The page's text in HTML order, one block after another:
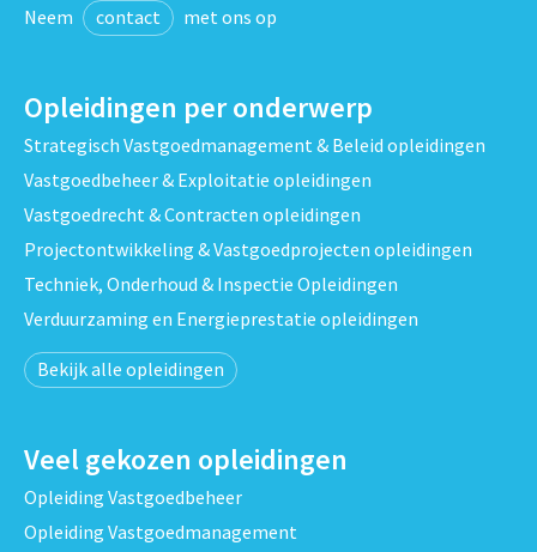
Neem contact met ons op
Opleidingen per onderwerp
Strategisch Vastgoedmanagement & Beleid opleidingen
Vastgoedbeheer & Exploitatie opleidingen
Vastgoedrecht & Contracten opleidingen
Projectontwikkeling & Vastgoedprojecten opleidingen
Techniek, Onderhoud & Inspectie Opleidingen
Verduurzaming en Energieprestatie opleidingen
Bekijk alle opleidingen
Veel gekozen opleidingen
Opleiding Vastgoedbeheer
Opleiding Vastgoedmanagement